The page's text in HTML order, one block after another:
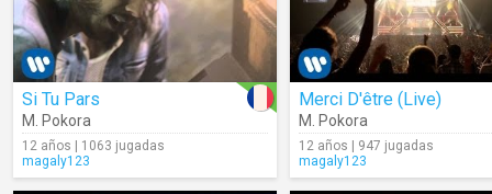
Si Tu Pars
M. Pokora
12 años | 1063 jugadas
magaly123
Merci D'être (Live)
M. Pokora
12 años | 947 jugadas
magaly123